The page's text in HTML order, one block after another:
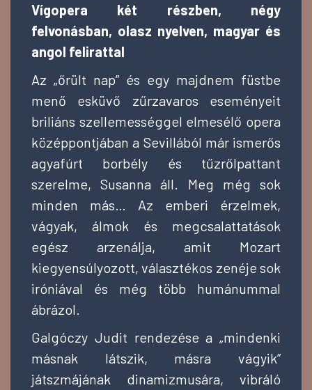
Vígopera két részben, négy
felvonásban, olasz nyelven, magyar és
angol felirattal
Az „őrült nap” és egy majdnem füstbe
menő esküvő zűrzavaros eseményeit
briliáns szellemességgel elmesélő opera
középpontjában a Sevillából már ismerős
agyafúrt borbély és tűzrőlpattant
szerelme, Susanna áll. Meg még sok
minden más… Az emberi érzelmek,
vágyak, álmok és megcsalattatások
egész arzenálja, amit Mozart
kiegyensúlyozott, választékos zenéje sok
iróniával és még több humánummal
ábrázol.
Galgóczy Judit rendezése a „mindenki
másnak látszik, másra vágyik”
játszmájának dinamizmusára, vibráló